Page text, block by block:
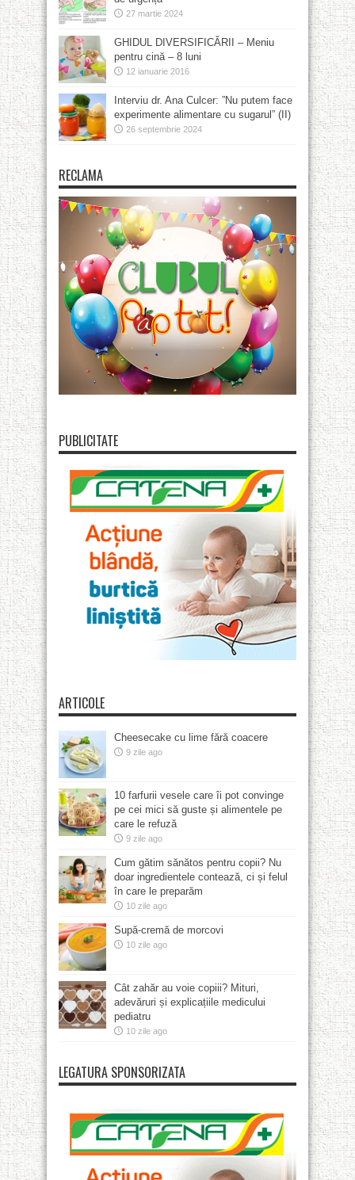
27 martie 2024
GHIDUL DIVERSIFICĂRII – Meniu
pentru cină – 8 luni
12 ianuarie 2016
Interviu dr. Ana Culcer: ”Nu putem face
experimente alimentare cu sugarul” (II)
26 septembrie 2024
RECLAMA
PUBLICITATE
ARTICOLE
Cheesecake cu lime fără coacere
9 zile ago
10 farfurii vesele care îi pot convinge
pe cei mici să guste și alimentele pe
care le refuză
9 zile ago
Cum gătim sănătos pentru copii? Nu
doar ingredientele contează, ci și felul
în care le preparăm
10 zile ago
Supă-cremă de morcovi
10 zile ago
Cât zahăr au voie copiii? Mituri,
adevăruri și explicațiile medicului
pediatru
10 zile ago
LEGATURA SPONSORIZATA